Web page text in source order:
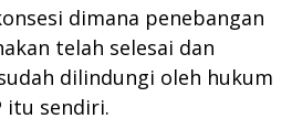
dimana penebangan
telah selesai dan
dilindungi oleh hukum
itu sendiri.